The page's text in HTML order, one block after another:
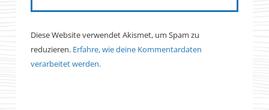
Diese Website verwendet Akismet, um Spam zu
reduzieren. Erfahre, wie deine Kommentardaten
verarbeitet werden.